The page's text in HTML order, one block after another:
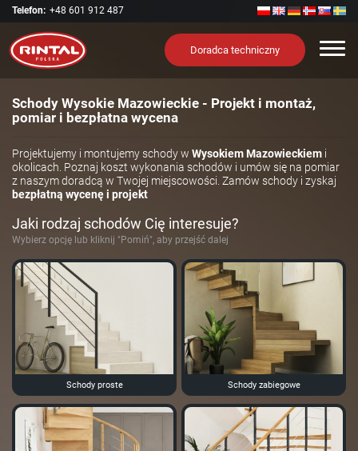
Telefon: +48 601 912 487
Doradca techniczny
Schody Wysokie Mazowieckie - Projekt i montaż,
pomiar i bezpłatna wycena
Projektujemy i montujemy schody w Wysokiem Mazowieckiem i
okolicach. Poznaj koszt wykonania schodów i umów się na pomiar
z naszym doradcą w Twojej miejscowości. Zamów schody i zyskaj
bezpłatną wycenę i projekt
Jaki rodzaj schodów Cię interesuje?
Wybierz opcję lub kliknij "Pomiń", aby przejść dalej
Schody proste Schody zabiegowe